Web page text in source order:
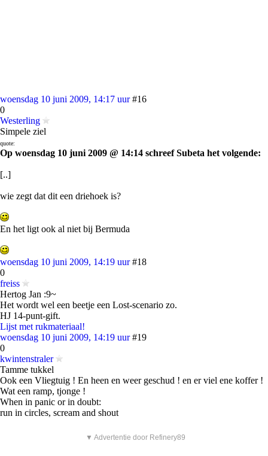
woensdag 10 juni 2009, 14:17 uur #16
0
Westerling
Simpele ziel
quote:
Op woensdag 10 juni 2009 @ 14:14 schreef Subeta het volgende:
[..]
wie zegt dat dit een driehoek is?
En het ligt ook al niet bij Bermuda
woensdag 10 juni 2009, 14:19 uur #18
0
freiss
Hertog Jan :9~
Het wordt wel een beetje een Lost-scenario zo.
HJ 14-punt-gift.
Lijst met rukmateriaal!
woensdag 10 juni 2009, 14:19 uur #19
0
kwintenstraler
Tamme tukkel
Ook een Vliegtuig ! En heen en weer geschud ! en er viel ene koffer !
Wat een ramp, tjonge !
When in panic or in doubt:
run in circles, scream and shout
▼ Advertentie door Refinery89